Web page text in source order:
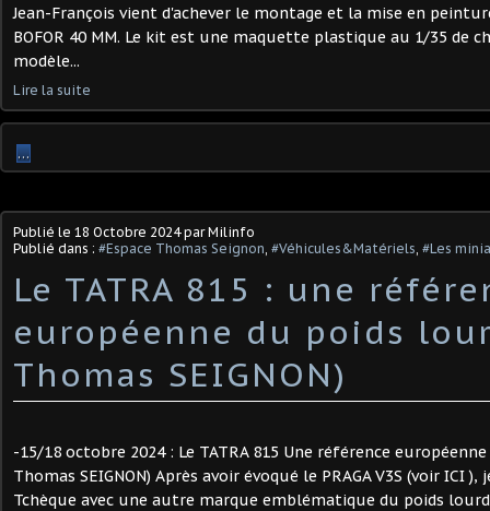
Jean-François vient d'achever le montage et la mise en peinture
BOFOR 40 MM. Le kit est une maquette plastique au 1/35 de
modèle...
Lire la suite
…
Publié le 18 Octobre 2024par Milinfo
Publié dans : #Espace Thomas Seignon, #Véhicules&Matériels, #Les
Le TATRA 815 : une
européenne du poids
Thomas SEIGNON)
-15/18 octobre 2024 : Le TATRA 815 Une référence
Thomas SEIGNON) Après avoir évoqué le PRAGA V3S (voir ICI
Tchèque avec une autre marque emblématique du poids